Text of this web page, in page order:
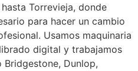
Torrevieja, donde
para hacer un cambio
Usamos maquinaria
digital y trabajamos
Dunlop,